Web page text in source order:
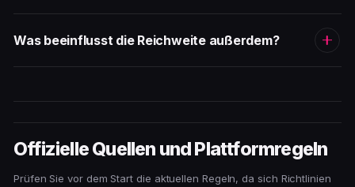
Was beeinflusst die Reichweite außerdem?
Offizielle Quellen und Plattformregeln
Prüfen Sie vor dem Start die aktuellen Regeln, da sich Richtlinien